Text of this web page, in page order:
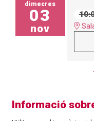
dimecres
03
nov
Informació